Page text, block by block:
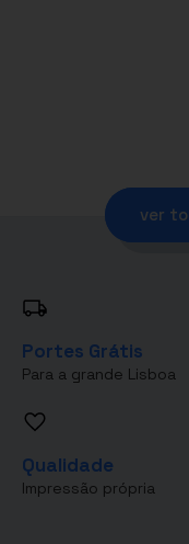
ver
Portes Grátis
Para a grande Lisboa
Qualidade
Impressão própria